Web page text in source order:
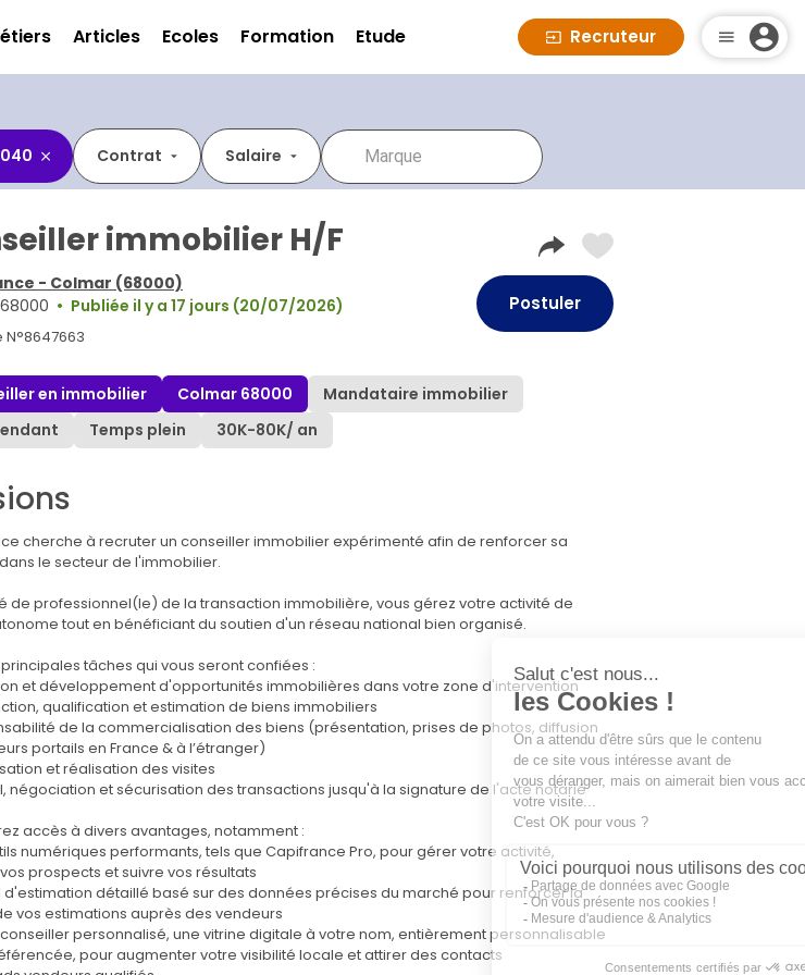
Articles Ecoles Formation Etude Recruteur
Contrat Salaire
immobilier H/F
- Colmar (68000)
Publiée il y a 17 jours (20/07/2026) Postuler
en immobilier Colmar 68000
Mandataire immobilier
Temps plein 30K-80K/ an
cherche à recruter un conseiller immobilier expérimenté afin de renforcer sa
le secteur de l'immobilier.
de professionnel(le) de la transaction immobilière, vous gérez votre activité de
tout en bénéficiant du soutien d'un réseau national bien organisé.
tâches qui vous seront confiées :
et développement d'opportunités immobilières dans votre zone d'intervention
qualification et estimation de biens immobiliers
de la commercialisation des biens (présentation, prises de photos, diffusion
portails en France & à l’étranger)
et réalisation des visites
négociation et sécurisation des transactions jusqu'à la signature de l'acte notarié
accès à divers avantages, notamment :
numériques performants, tels que Capifrance Pro, pour gérer votre activité,
prospects et suivre vos résultats
d'estimation détaillé basé sur des données précises du marché pour renforcer la
vos estimations auprès des vendeurs
personnalisé, une vitrine digitale à votre nom, entièrement personnalisable
pour augmenter votre visibilité locale et attirer des contacts